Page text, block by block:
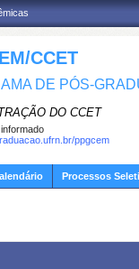
CCET
DE PÓS-
DO CCET
ppgcem
Processos